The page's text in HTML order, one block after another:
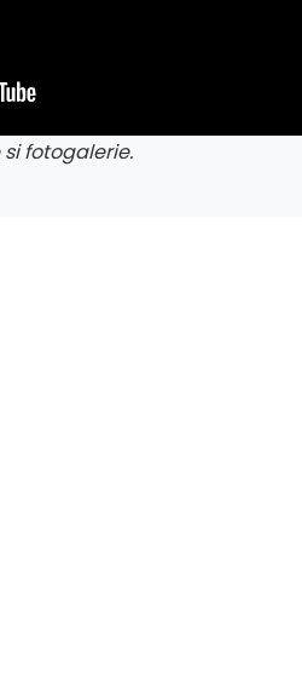
fotogalerie.